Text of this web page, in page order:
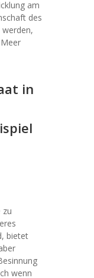
am
des
in
zu
bietet
wenn